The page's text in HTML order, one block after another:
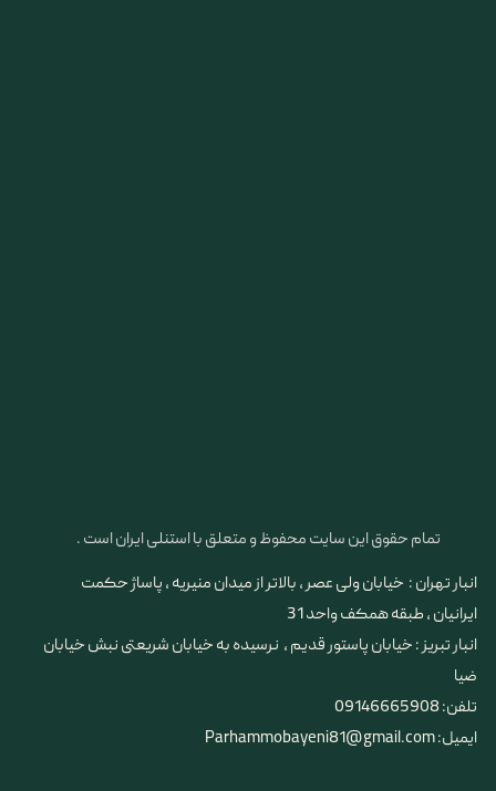
تمام حقوق این سایت محفوظ و متعلق با استنلی ایران است .
انبار تهران : خیابان ولی عصر ، بالاتر از میدان منیریه ، پاساژ حکمت
ایرانیان ، طبقه همکف واحد 31
​​​​​​​انبار تبریز : خیابان پاستور قدیم ، نرسیده به خیابان شریعتی نبش خیابان
ضیا
تلفن: 09146665908
ایمیل: Parhammobayeni81@gmail.com